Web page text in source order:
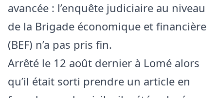
avancée : l’enquête judiciaire au niveau
de la Brigade économique et financière
(BEF) n’a pas pris fin.
Arrêté le 12 août dernier à Lomé alors
qu’il était sorti prendre un article en